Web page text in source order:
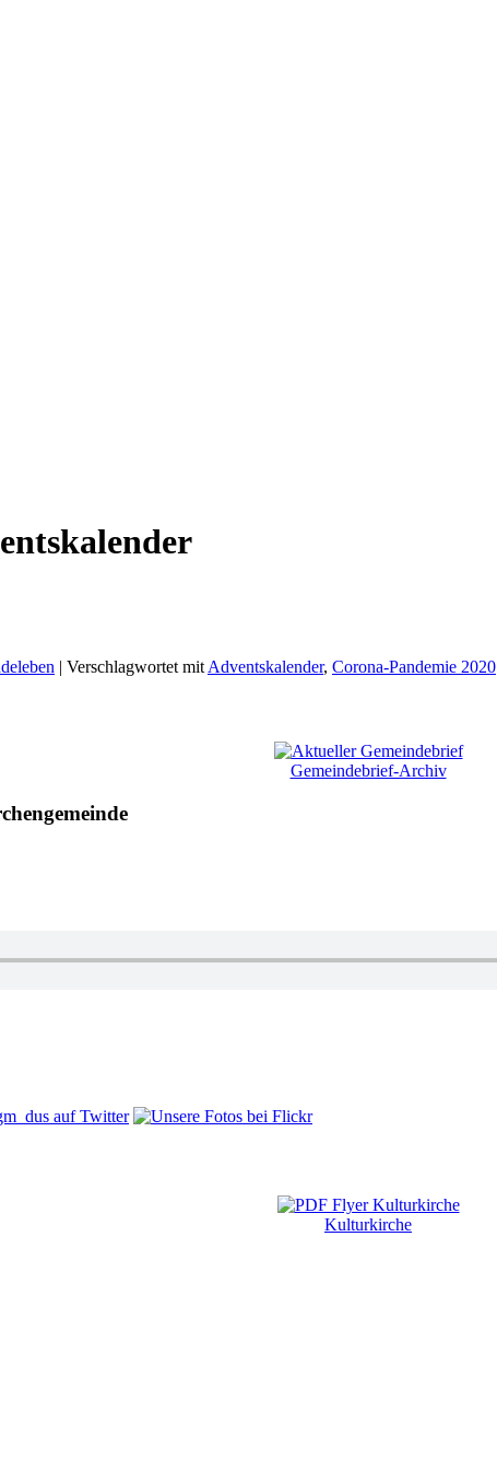
| Verschlagwortet mit Adventskalender, Corona-Pandemie 2020
Gemeindebrief-Archiv
Kulturkirche